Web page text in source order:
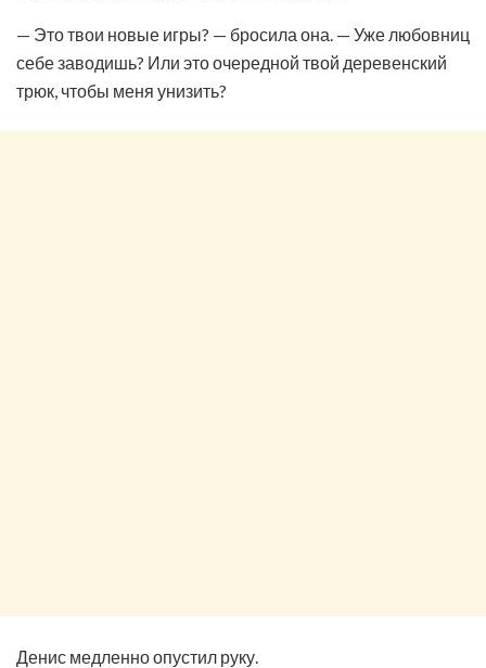
— Это твои новые игры? — бросила она. — Уже любовниц
себе заводишь? Или это очередной твой деревенский
трюк, чтобы меня унизить?
Денис медленно опустил руку.